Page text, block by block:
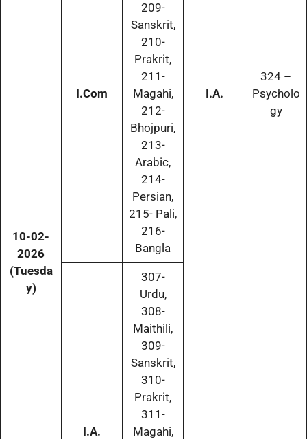
10-02-
2026
(Tuesda
y)
I.A.
324 –
Psycholo
gy
I.Com
209-
Sanskrit,
210-
Prakrit,
211-
Magahi,
212-
Bhojpuri,
213-
Arabic,
214-
Persian,
215- Pali,
216-
Bangla
I.A.
307-
Urdu,
308-
Maithili,
309-
Sanskrit,
310-
Prakrit,
311-
Magahi,